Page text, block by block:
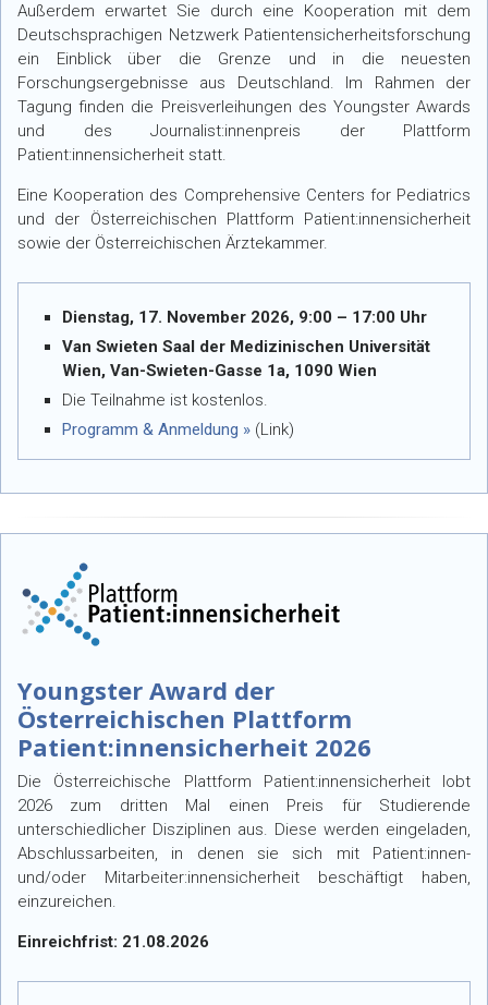
Außerdem erwartet Sie durch eine Kooperation mit dem
Deutschsprachigen Netzwerk Patientensicherheitsforschung
ein Einblick über die Grenze und in die neuesten
Forschungsergebnisse aus Deutschland. Im Rahmen der
Tagung finden die Preisverleihungen des Youngster Awards
und des Journalist:innenpreis der Plattform
Patient:innensicherheit statt.
Eine Kooperation des Comprehensive Centers for Pediatrics
und der Österreichischen Plattform Patient:innensicherheit
sowie der Österreichischen Ärztekammer.
Dienstag, 17. November 2026, 9:00 – 17:00 Uhr
Van Swieten Saal der Medizinischen Universität
Wien, Van-Swieten-Gasse 1a, 1090 Wien
Die Teilnahme ist kostenlos.
Programm & Anmeldung » (Link)
Youngster Award der
Österreichischen Plattform
Patient:innensicherheit 2026
Die Österreichische Plattform Patient:innensicherheit lobt
2026 zum dritten Mal einen Preis für Studierende
unterschiedlicher Disziplinen aus. Diese werden eingeladen,
Abschlussarbeiten, in denen sie sich mit Patient:innen-
und/oder Mitarbeiter:innensicherheit beschäftigt haben,
einzureichen.
Einreichfrist: 21.08.2026